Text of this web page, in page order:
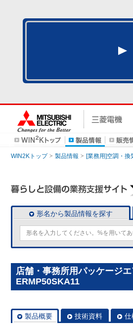
WIN2Kトップ 製品情報 [業務用]空調・換
形名から製品情報を探す
店舗・事務所用パッケージ
ERMP50SKA11
製品概要 技術資料 仕